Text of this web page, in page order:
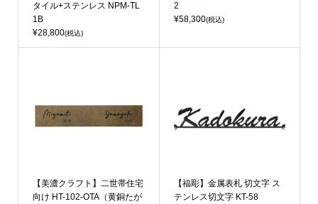
タイル+ステンレス NPM-TL
1B
¥28,800(税込)
2
¥58,300(税込)
【美濃クラフト】二世帯住宅
向け HT-102-OTA（黄銅たが
【福彫】金属表札 切文字 ス
テンレス切文字 KT-58